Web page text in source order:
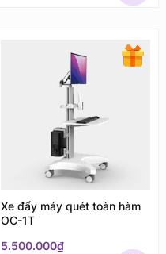
Xe đẩy máy quét toàn hàm
OC-1T
5.500.000₫